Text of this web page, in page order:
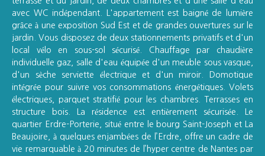
avec WC indépendant. L'appartement est baigné de lumière
grâce à une exposition Sud Est et de grandes ouvertures sur le
jardin. Vous disposez de deux stationnements privatifs et d'un
local vélo en sous-sol sécurisé. Chauffage par chaudière
individuelle gaz, salle d'eau équipée d'un meuble sous vasque,
d'un sèche serviette électrique et d'un miroir. Domotique
intégrée pour suivre vos consommations énergétiques.Volets
électriques, parquet stratifié pour les chambres. Terrasses en
structure bois. La résidence est entièrement sécurisée. Le
quartier Erdre-Porterie, situé entre le bourg Saint-Joseph et La
Beaujoire, à quelques enjambées de l’Erdre, offre un cadre de
vie remarquable à 20 minutes de l’hyper centre de Nantes par